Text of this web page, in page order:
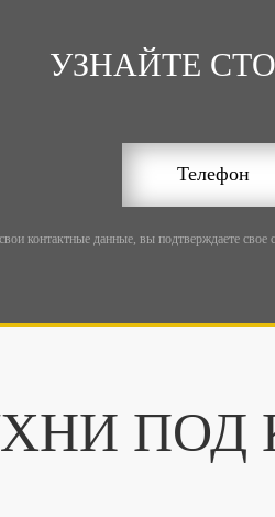
УЗНАЙТЕ
контактные данные, вы подтверждаете свое
ПОД